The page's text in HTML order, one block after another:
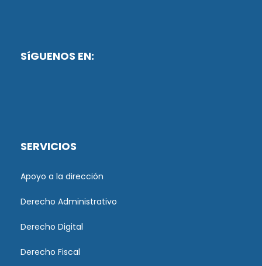
SíGUENOS EN:
SERVICIOS
Apoyo a la dirección
Derecho Administrativo
Derecho Digital
Derecho Fiscal